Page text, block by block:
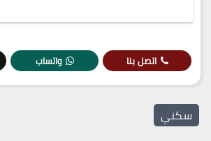
اتصل بنا واتساب
سكني